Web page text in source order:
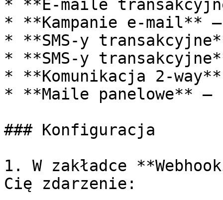
* **E-maile
* **Kampanie e-mail**
* **SMS-y
* **SMS-y
* **Komunikacja 2-
* **Maile panelowe** –
### Konfiguracja
1. W zakładce
Cię zdarzenie: